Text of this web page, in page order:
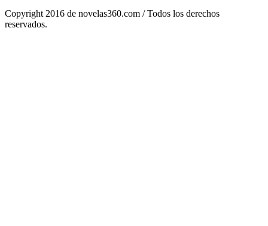
Copyright 2016 de novelas360.com / Todos los derechos
reservados.